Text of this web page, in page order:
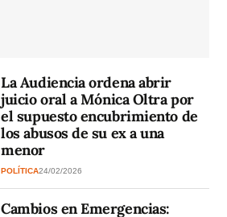
La Audiencia ordena abrir
juicio oral a Mónica Oltra por
el supuesto encubrimiento de
los abusos de su ex a una
menor
POLÍTICA24/02/2026
Cambios en Emergencias: